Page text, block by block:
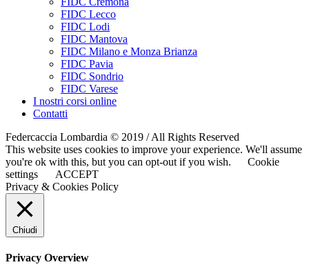
FIDC Lecco
FIDC Lodi
FIDC Mantova
FIDC Milano e Monza Brianza
FIDC Pavia
FIDC Sondrio
FIDC Varese
I nostri corsi online
Contatti
Federcaccia Lombardia © 2019 / All Rights Reserved
This website uses cookies to improve your experience. We'll assume
you're ok with this, but you can opt-out if you wish.
Cookie
settings
ACCEPT
Privacy & Cookies Policy
Chiudi
Privacy Overview